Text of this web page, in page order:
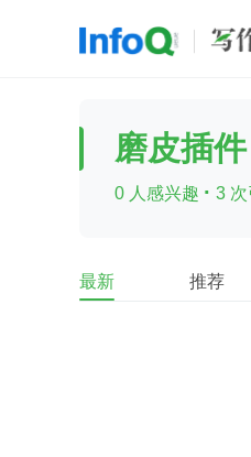
前端 AI
查看更多
磨皮插件
0 人感兴趣 · 3 次
最新 推荐